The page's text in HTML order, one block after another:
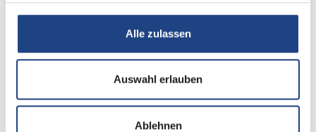
Alle zulassen
Auswahl erlauben
Ablehnen
DAB Radio